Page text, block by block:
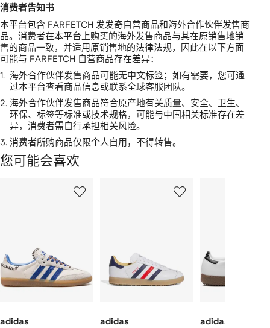
消费者告知书
本平台包含 FARFETCH 发发奇自营商品和海外合作伙伴发售商
品。消费者在本平台上购买的海外发售商品与其在原销售地销
售的商品一致，并适用原销售地的法律法规，因此在以下方面
可能与 FARFETCH 自营商品存在差异：
1. 海外合作伙伴发售商品可能无中文标签；如有需要，您可通
过本平台查看商品信息或联系全球客服团队。
2. 海外合作伙伴发售商品符合原产地有关质量、安全、卫生、
环保、标签等标准或技术规格，可能与中国相关标准存在差
异，消费者需自行承担相关风险。
3. 消费者所购商品仅限个人自用，不得转售。
您可能会喜欢
adidas adidas adidas